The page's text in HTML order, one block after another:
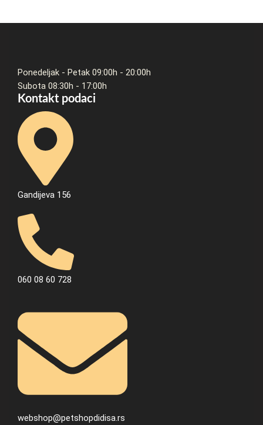
Ponedeljak - Petak 09:00h - 20:00h
Subota 08:30h - 17:00h
Kontakt podaci
Gandijeva 156
060 08 60 728
webshop@petshopdidisa.rs